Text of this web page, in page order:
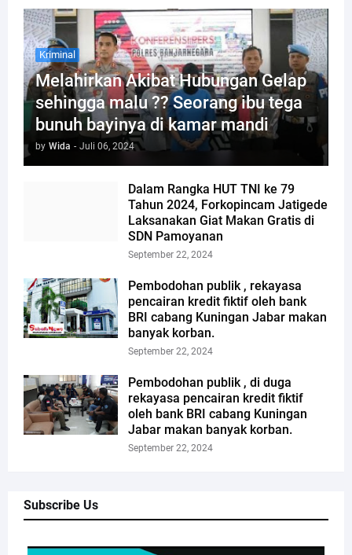
Kriminal
Melahirkan Akibat Hubungan Gelap
sehingga malu ?? Seorang ibu tega
bunuh bayinya di kamar mandi
by Wida - Juli 06, 2024
Dalam Rangka HUT TNI ke 79
Tahun 2024, Forkopincam Jatigede
Laksanakan Giat Makan Gratis di
SDN Pamoyanan
September 22, 2024
Pembodohan publik , rekayasa
pencairan kredit fiktif oleh bank
BRI cabang Kuningan Jabar makan
banyak korban.
September 22, 2024
Pembodohan publik , di duga
rekayasa pencairan kredit fiktif
oleh bank BRI cabang Kuningan
Jabar makan banyak korban.
September 22, 2024
Subscribe Us